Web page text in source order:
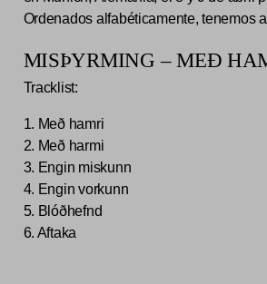
Ordenados alfabéticamente, tenemos
MISÞYRMING – MEÐ
Tracklist:
1. Með hamri
2. Með harmi
3. Engin miskunn
4. Engin vorkunn
5. Blóðhefnd
6. Aftaka